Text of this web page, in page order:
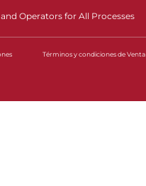
Operators for All Processes
Términos y condiciones de Venta